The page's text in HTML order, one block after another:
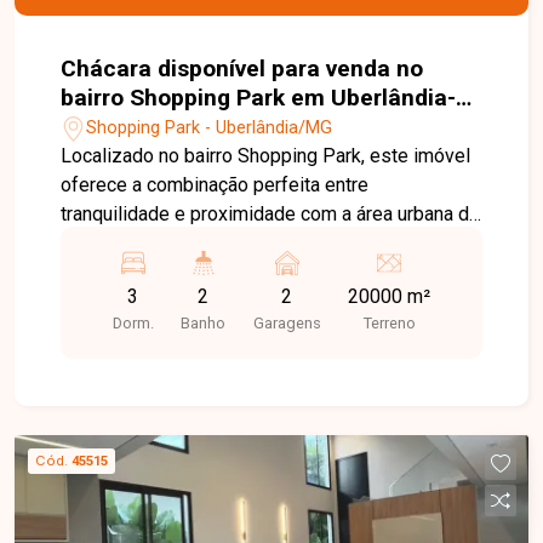
Chácara disponível para venda no
bairro Shopping Park em Uberlândia-
MGShopping Park - Uberlândia/MG
Localizado no bairro Shopping Park, este imóvel
oferece a combinação perfeita entre
tranquilidade e proximidade com a área urbana de
acesso, crescimento constante e pela
proximidade com áreas de lazer e natureza,
sendo ideal para quem busca qualidade de vida
escriturada e registrada. A casa principal possui
sala com mezanino, cozinha integrada, 2 suítes,
varanda e pergolado, proporcionando um
ambiente aconchegante e funcional. Na área
3
Dorm.
2
Banho
2
Garagens
20000 m²
Terreno
Cód. 45515